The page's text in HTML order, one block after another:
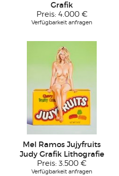
Grafik
Preis: 4.000 €
Verfügbarkeit anfragen
Mel Ramos Jujyfruits
Judy Grafik Lithografie
Preis: 3.500 €
Verfügbarkeit anfragen